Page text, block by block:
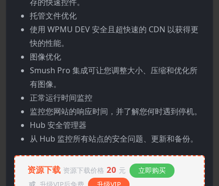
托管文件优化
使用 WPMU DEV 安全且超快速的 CDN 以获得更
快的性能。
图像优化
Smush Pro 集成可让您调整大小、压缩和优化所
有图像。
正常运行时间监控
监控您网站的响应时间，并了解您何时遇到停机。
Hub 安全管理器
从 Hub 监控所有站点的安全问题、更新和备份。
资源下载 资源下载价格 20 元
立即购买